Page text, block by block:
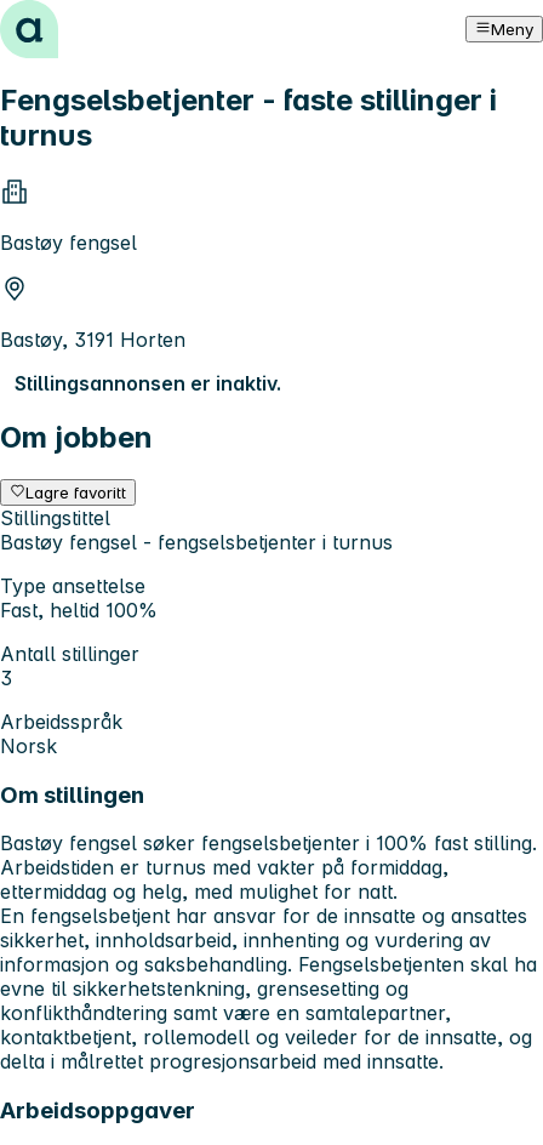
Hopp til innhold Meny
Fengselsbetjenter - faste stillinger i
turnus
Bastøy fengsel
Bastøy, 3191 Horten
Stillingsannonsen er inaktiv.
Om jobben
Lagre favoritt
Stillingstittel
Bastøy fengsel - fengselsbetjenter i turnus
Type ansettelse
Fast, heltid 100%
Antall stillinger
3
Arbeidsspråk
Norsk
Om stillingen
Bastøy fengsel søker fengselsbetjenter i 100% fast stilling.
Arbeidstiden er turnus med vakter på formiddag,
ettermiddag og helg, med mulighet for natt.
En fengselsbetjent har ansvar for de innsatte og ansattes
sikkerhet, innholdsarbeid, innhenting og vurdering av
informasjon og saksbehandling. Fengselsbetjenten skal ha
evne til sikkerhetstenkning, grensesetting og
konflikthåndtering samt være en samtalepartner,
kontaktbetjent, rollemodell og veileder for de innsatte, og
delta i målrettet progresjonsarbeid med innsatte.
Arbeidsoppgaver